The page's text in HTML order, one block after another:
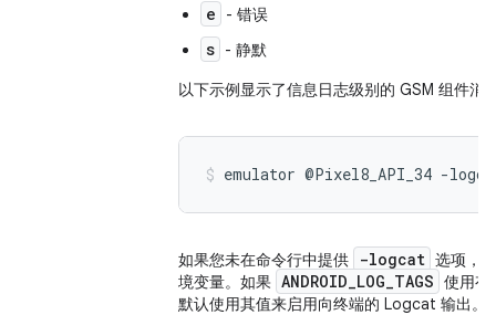
e - 错误
s - 静默
以下示例显示了信息日志级别的 GSM 组件消
emulator @Pixel8_API_34 -
如果您未在命令行中提供 -logcat 选项，
境变量。如果 ANDROID_LOG_TAGS 使用
默认使用其值来启用向终端的 Logcat 输出。